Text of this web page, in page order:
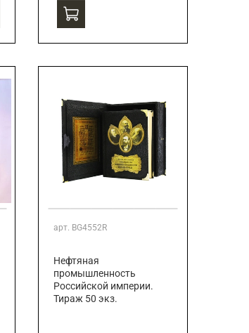
арт. BG4552R
Нефтяная
промышленность
Российской империи.
Тираж 50 экз.